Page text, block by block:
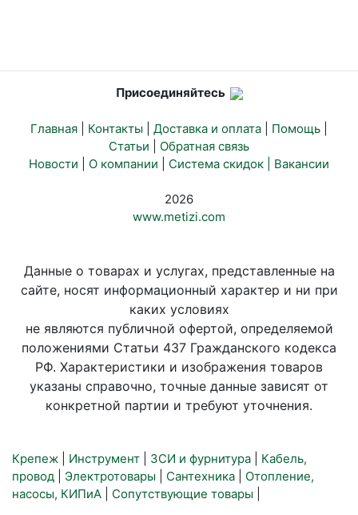
Присоединяйтесь
Главная Контакты Доставка и оплата Помощь
Статьи
Обратная связь
Новости
О компании Система скидок | Вакансии
2026
www.metizi.com
Данные о товарах и услугах, представленные на
сайте, носят информационный характер и ни при
каких условиях
не являются публичной офертой, определяемой
положениями Статьи 437 Гражданского кодекса
РФ. Характеристики и изображения товаров
указаны справочно, точные данные зависят от
конкретной партии и требуют уточнения.
Крепеж Инструмент ЗСИ и фурнитура
Кабель,
провод
Электротовары Сантехника
Отопление,
насосы, КИПиА
Сопутствующие товары